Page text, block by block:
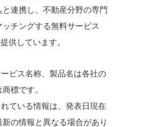
と連携し、不動産分野の専門
チングする無料サービス
供しています。
ビス名称、製品名は各社の
標です。
ている情報は、発表日現在
の情報と異なる場合があり